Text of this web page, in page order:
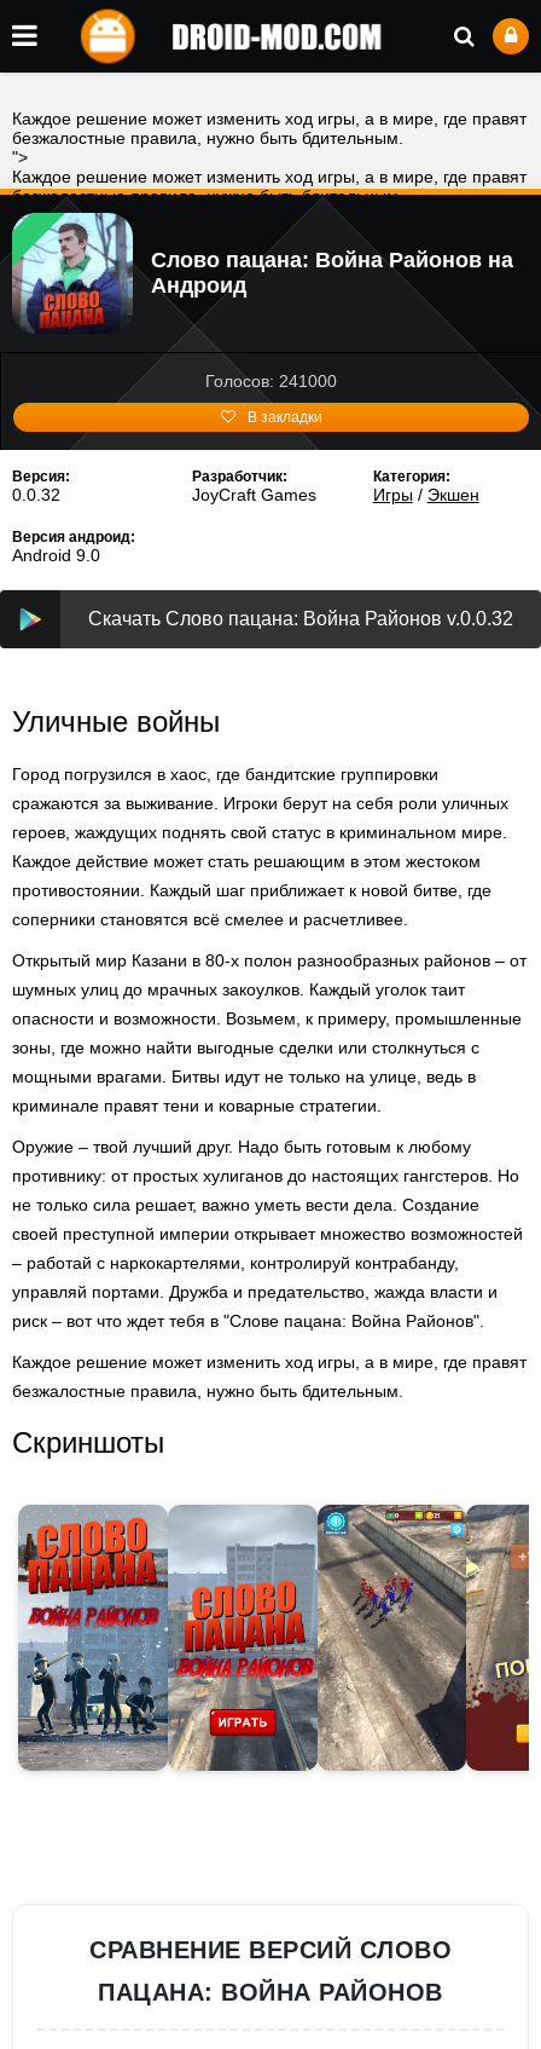
Каждое решение может изменить ход игры, а в мире, где правят
безжалостные правила, нужно быть бдительным.
">
Каждое решение может изменить ход игры, а в мире, где правят
безжалостные правила, нужно быть бдительным.
">
Слово пацана: Война Районов на
Андроид
Голосов: 241000
В закладки
Версия:
0.0.32
Разработчик:
JoyCraft Games
Категория:
Игры/ Экшен
Версия андроид:
Android 9.0
Скачать Слово пацана: Война Районов v.0.0.32
Уличные войны
Город погрузился в хаос, где бандитские группировки
сражаются за выживание. Игроки берут на себя роли уличных
героев, жаждущих поднять свой статус в криминальном мире.
Каждое действие может стать решающим в этом жестоком
противостоянии. Каждый шаг приближает к новой битве, где
соперники становятся всё смелее и расчетливее.
Открытый мир Казани в 80-х полон разнообразных районов – от
шумных улиц до мрачных закоулков. Каждый уголок таит
опасности и возможности. Возьмем, к примеру, промышленные
зоны, где можно найти выгодные сделки или столкнуться с
мощными врагами. Битвы идут не только на улице, ведь в
криминале правят тени и коварные стратегии.
Оружие – твой лучший друг. Надо быть готовым к любому
противнику: от простых хулиганов до настоящих гангстеров. Но
не только сила решает, важно уметь вести дела. Создание
своей преступной империи открывает множество возможностей
– работай с наркокартелями, контролируй контрабанду,
управляй портами. Дружба и предательство, жажда власти и
риск – вот что ждет тебя в "Слове пацана: Война Районов".
Каждое решение может изменить ход игры, а в мире, где правят
безжалостные правила, нужно быть бдительным.
Скриншоты
СРАВНЕНИЕ ВЕРСИЙ СЛОВО
ПАЦАНА: ВОЙНА РАЙОНОВ